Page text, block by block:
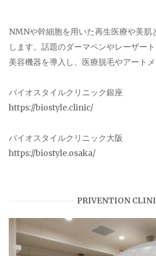
NMNや幹細胞を用いた再生医療や美肌
します。話題のダーマペンやレーザー
美容機器を導入し、医療脱毛やアートメ
バイオスタイルクリニック銀座
https://biostyle.clinic/
バイオスタイルクリニック大阪
https://biostyle.osaka/
PRIVENTION